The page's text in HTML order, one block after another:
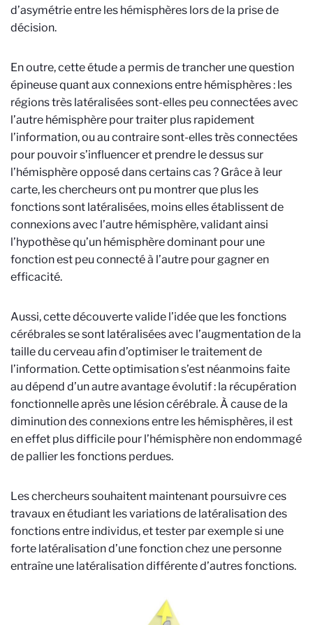
d’asymétrie entre les hémisphères lors de la prise de
décision.
En outre, cette étude a permis de trancher une question
épineuse quant aux connexions entre hémisphères : les
régions très latéralisées sont-elles peu connectées avec
l’autre hémisphère pour traiter plus rapidement
l’information, ou au contraire sont-elles très connectées
pour pouvoir s’influencer et prendre le dessus sur
l’hémisphère opposé dans certains cas ? Grâce à leur
carte, les chercheurs ont pu montrer que plus les
fonctions sont latéralisées, moins elles établissent de
connexions avec l’autre hémisphère, validant ainsi
l’hypothèse qu’un hémisphère dominant pour une
fonction est peu connecté à l’autre pour gagner en
efficacité.
Aussi, cette découverte valide l’idée que les fonctions
cérébrales se sont latéralisées avec l’augmentation de la
taille du cerveau afin d’optimiser le traitement de
l’information. Cette optimisation s’est néanmoins faite
au dépend d’un autre avantage évolutif : la récupération
fonctionnelle après une lésion cérébrale. À cause de la
diminution des connexions entre les hémisphères, il est
en effet plus difficile pour l’hémisphère non endommagé
de pallier les fonctions perdues.
Les chercheurs souhaitent maintenant poursuivre ces
travaux en étudiant les variations de latéralisation des
fonctions entre individus, et tester par exemple si une
forte latéralisation d’une fonction chez une personne
entraîne une latéralisation différente d’autres fonctions.